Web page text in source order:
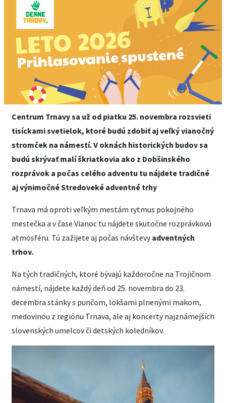
Centrum Trnavy sa už od piatku 25. novembra rozsvieti
tisíckami svetielok, ktoré budú zdobiť aj veľký vianočný
stromček na námestí. V oknách historických budov sa
budú skrývať malí škriatkovia ako z Dobšinského
rozprávok a počas celého adventu tu nájdete tradičné
aj výnimočné Stredoveké adventné trhy
Trnava má oproti veľkým mestám rytmus pokojného
mestečka a v čase Vianoc tu nájdete skutočne rozprávkovú
atmosféru. Tú zažijete aj počas návštevyadventných
trhov.
Na tých tradičných, ktoré bývajú každoročne na Trojičnom
námestí, nájdete každý deň od 25. novembra do 23.
decembra stánky s punčom, lokšami plnenými makom,
medovinou z regiónu Trnava, ale aj koncerty najznámejších
slovenských umelcov či detských koledníkov.